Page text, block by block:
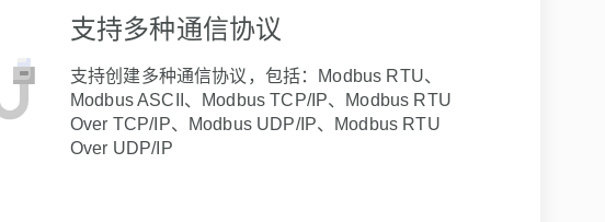
支持多种通信协议
支持创建多种通信协议，包括：Modbus RTU、
Modbus ASCII、Modbus TCP/IP、Modbus RTU
Over TCP/IP、Modbus UDP/IP、Modbus RTU
Over UDP/IP